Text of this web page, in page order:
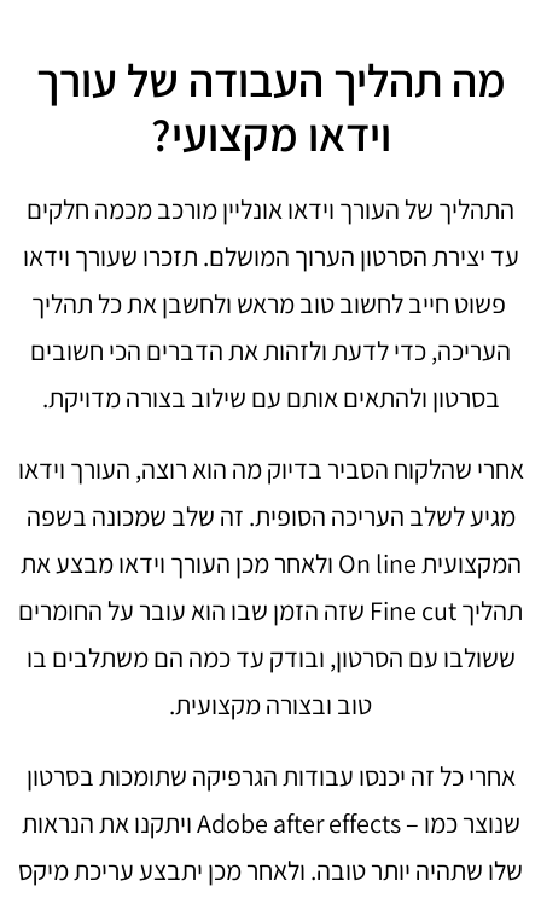
מה תהליך העבודה של עורך
וידאו מקצועי?
התהליך של העורך וידאו אונליין מורכב מכמה חלקים
עד יצירת הסרטון הערוך המושלם. תזכרו שעורך וידאו
פשוט חייב לחשוב טוב מראש ולחשבן את כל תהליך
העריכה, כדי לדעת ולזהות את הדברים הכי חשובים
בסרטון ולהתאים אותם עם שילוב בצורה מדויקת.
אחרי שהלקוח הסביר בדיוק מה הוא רוצה, העורך וידאו
מגיע לשלב העריכה הסופית. זה שלב שמכונה בשפה
המקצועית On line ולאחר מכן העורך וידאו מבצע את
תהליך Fine cut שזה הזמן שבו הוא עובר על החומרים
ששולבו עם הסרטון, ובודק עד כמה הם משתלבים בו
טוב ובצורה מקצועית.
אחרי כל זה יכנסו עבודות הגרפיקה שתומכות בסרטון
שנוצר כמו – Adobe after effects ויתקנו את הנראות
שלו שתהיה יותר טובה. ולאחר מכן יתבצע עריכת מיקס